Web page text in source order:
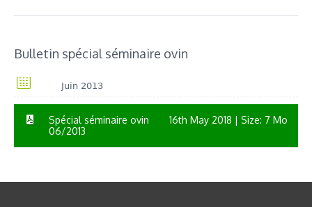
Bulletin spécial séminaire ovin
Juin 2013
| Size: 7 Mo
16th May 2018
Spécial séminaire ovin
06/2013